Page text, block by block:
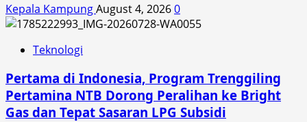
Kepala KampungAugust 4, 20260
Teknologi
Pertama di Indonesia, Program Trenggiling
Pertamina NTB Dorong Peralihan ke Bright
Gas dan Tepat Sasaran LPG Subsidi